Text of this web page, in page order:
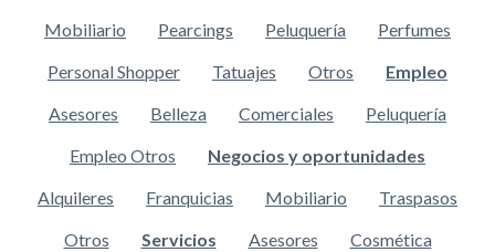
Mobiliario
Pearcings Peluquería
Perfumes
Personal Shopper
Tatuajes Otros
Empleo
Asesores
Belleza Comerciales
Peluquería
Empleo Otros
Negocios y oportunidades
Alquileres
Franquicias Mobiliario
Traspasos
Otros
Servicios Asesores Cosmética